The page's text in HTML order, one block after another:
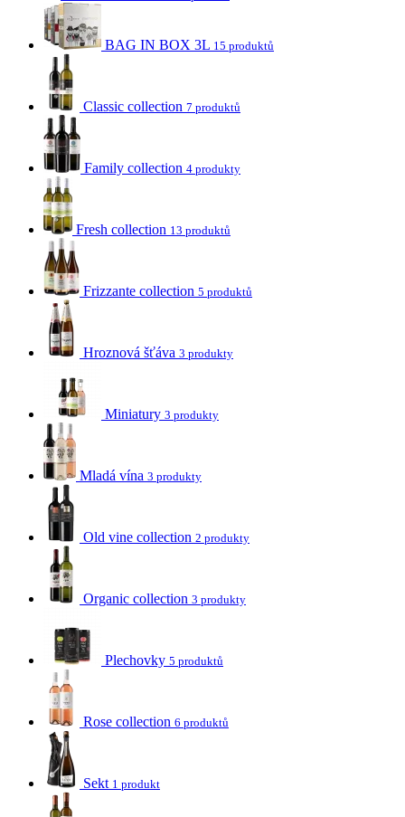
BAG IN BOX 3L 15 produktů
Classic collection 7 produktů
Family collection 4 produkty
Fresh collection 13 produktů
Frizzante collection 5 produktů
Hroznová šťáva 3 produkty
Miniatury 3 produkty
Mladá vína 3 produkty
Old vine collection 2 produkty
Organic collection 3 produkty
Plechovky 5 produktů
Rose collection 6 produktů
Sekt 1 produkt